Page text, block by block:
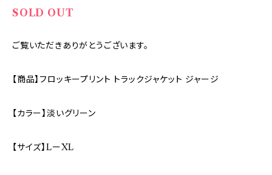
SOLD OUT
ご覧いただきありがとうございます。
【商品】フロッキープリント トラックジャケット ジャージ
【カラー】淡いグリーン
【サイズ】LーXL